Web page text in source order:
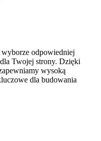
odpowiedniej
Twojej strony. Dzięki
wysoką
dla budowania